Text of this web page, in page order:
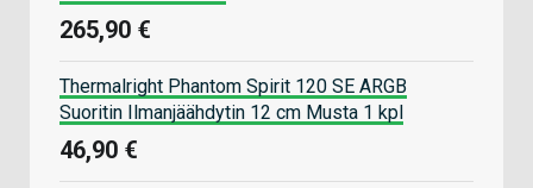
265,90 €
Thermalright Phantom Spirit 120 SE ARGB
Suoritin Ilmanjäähdytin 12 cm Musta 1 kpl
46,90 €